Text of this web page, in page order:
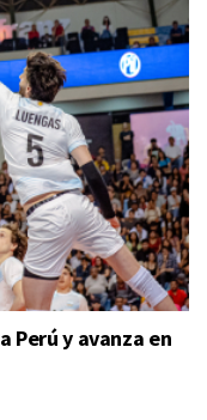
Perú y avanza en